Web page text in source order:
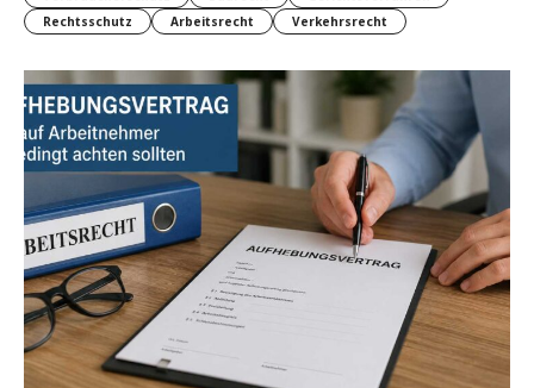
Rechtsschutz
Arbeitsrecht Verkehrsrecht